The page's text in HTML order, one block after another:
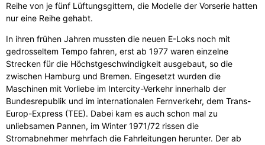
Reihe von je fünf Lüftungsgittern, die Modelle der Vorserie hatten
nur eine Reihe gehabt.
In ihren frühen Jahren mussten die neuen E-Loks noch mit
gedrosseltem Tempo fahren, erst ab 1977 waren einzelne
Strecken für die Höchstgeschwindigkeit ausgebaut, so die
zwischen Hamburg und Bremen. Eingesetzt wurden die
Maschinen mit Vorliebe im Intercity-Verkehr innerhalb der
Bundesrepublik und im internationalen Fernverkehr, dem Trans-
Europ-Express (TEE). Dabei kam es auch schon mal zu
unliebsamen Pannen, im Winter 1971/72 rissen die
Stromabnehmer mehrfach die Fahrleitungen herunter. Der ab